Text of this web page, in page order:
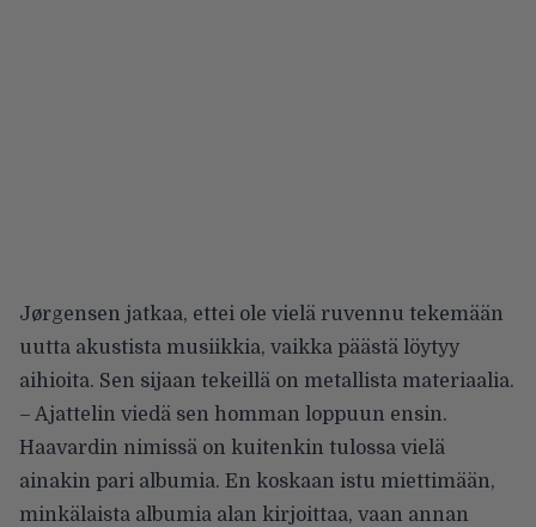
Jørgensen jatkaa, ettei ole vielä ruvennu tekemään
uutta akustista musiikkia, vaikka päästä löytyy
aihioita. Sen sijaan tekeillä on metallista materiaalia.
– Ajattelin viedä sen homman loppuun ensin.
Haavardin nimissä on kuitenkin tulossa vielä
ainakin pari albumia. En koskaan istu miettimään,
minkälaista albumia alan kirjoittaa, vaan annan